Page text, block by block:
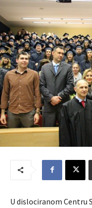
U dislociranom Centru